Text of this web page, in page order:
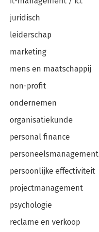
juridisch
leiderschap
marketing
mens en maatschappij
non-profit
ondernemen
organisatiekunde
personal finance
personeelsmanagement
persoonlijke effectiviteit
projectmanagement
psychologie
reclame en verkoop